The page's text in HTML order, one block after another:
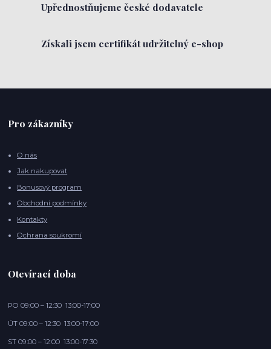
Upřednostňujeme české dodavatele
Získali jsem certifikát udržitelný e-shop
Pro zákazníky
O nás
Jak nakupovat
Bonusový program
Obchodní podmínky
Kontakty
Ochrana soukromí
Otevírací doba
PO 09:00 – 12:30 13:00-17:00
ÚT 09:00 – 12:30 13:00-17:00
ST 09:00 – 12:00 13:00-17:30